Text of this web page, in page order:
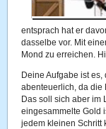
entsprach hat er
dasselbe vor. Mit
Mond zu erreichen.
Deine Aufgabe ist
abenteuerlich, da die
Das soll sich aber im
eingesammelte Gold
jedem kleinen Schritt